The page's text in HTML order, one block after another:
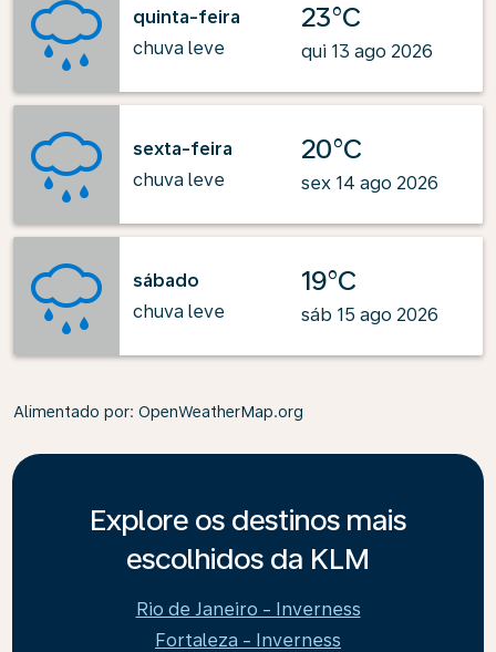
quinta-feira
chuva leve
23°C
qui 13 ago 2026
sexta-feira
chuva leve
20°C
sex 14 ago 2026
sábado
chuva leve
19°C
sáb 15 ago 2026
Alimentado por: OpenWeatherMap.org
Explore os destinos mais
escolhidos da KLM
Rio de Janeiro - Inverness
Fortaleza - Inverness